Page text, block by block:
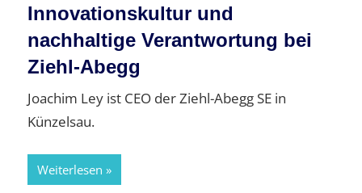
Innovationskultur und
nachhaltige Verantwortung bei
Ziehl-Abegg
Joachim Ley ist CEO der Ziehl-Abegg SE in
Künzelsau.
Weiterlesen